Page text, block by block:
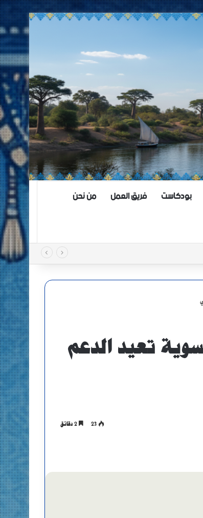
بودكاست فريق العمل من نحن
تعيد الدعم
23